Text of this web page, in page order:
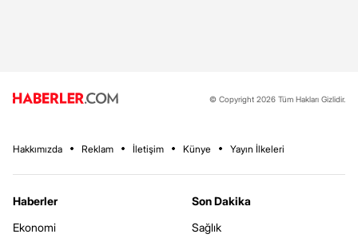
© Copyright 2026 Tüm Hakları Gizlidir.
Hakkımızda Reklam İletişim Künye Yayın İlkeleri
Haberler
Ekonomi
Son Dakika
Sağlık